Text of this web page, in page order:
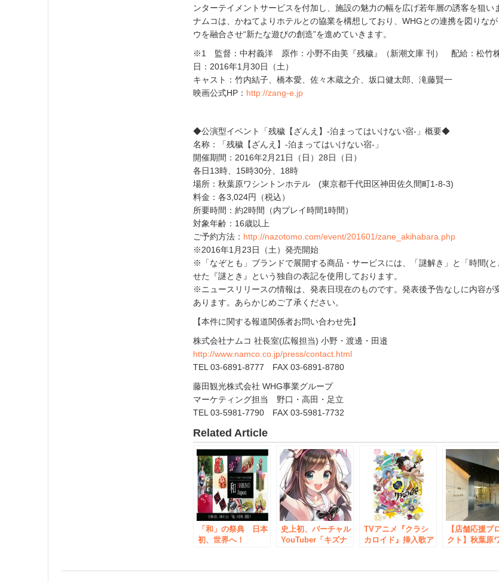
ンターテイメントサービスを付加し、施設の魅力の幅を広げ若年層の誘客を狙い
ナムコは、かねてよりホテルとの協業を構想しており、WHGとの連携を図りな
ウを融合させ“新たな遊びの創造”を進めていきます。
※1 監督：中村義洋 原作：小野不由美『残穢』（新潮文庫 刊） 配給：松竹
日：2016年1月30日（土）
キャスト：竹内結子、橋本愛、佐々木蔵之介、坂口健太郎、滝藤賢一
映画公式HP： http://zang-e.jp
◆公演型イベント「残穢【ざんえ】-泊まってはいけない宿-」概要◆
名称：「残穢【ざんえ】-泊まってはいけない宿-」
開催期間：2016年2月21日（日）28日（日）
各日13時、15時30分、18時
場所：秋葉原ワシントンホテル (東京都千代田区神田佐久間町1-8-3)
料金：各3,024円（税込）
所要時間：約2時間（内プレイ時間1時間）
対象年齢：16歳以上
ご予約方法： http://nazotomo.com/event/201601/zane_akihabara.php
※2016年1月23日（土）発売開始
※「なぞとも」ブランドで展開する商品・サービスには、「謎解き」と「時間(
せた『謎とき』という独自の表記を使用しております。
※ニュースリリースの情報は、発表日現在のものです。発表後予告なしに内容が
あります。あらかじめご了承ください。
【本件に関する報道関係者お問い合わせ先】
株式会社ナムコ 社長室(広報担当) 小野・渡邊・田邉
http://www.namco.co.jp/press/contact.html
TEL 03-6891-8777 FAX 03-6891-8780
藤田観光株式会社 WHG事業グループ
マーケティング担当 野口・高田・足立
TEL 03-5981-7790 FAX 03-5981-7732
Related Article
「和」の祭典 日本
初、世界へ！
史上初、バーチャル
YouTuber「キズナ
TVアニメ『クラシ
カロイド』挿入歌ア
Collection Vol.1』
【店舗応援プ
クト】秋葉原
す～